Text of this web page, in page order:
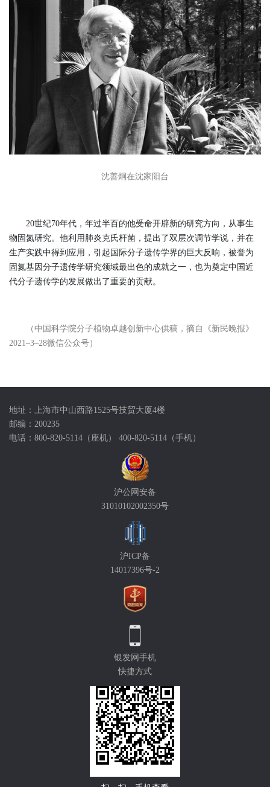
沈善炯在沈家阳台
20世纪70年代，年过半百的他受命开辟新的研究方向，从事生
物固氮研究。他利用肺炎克氏杆菌，提出了双层次调节学说，并在
生产实践中得到应用，引起国际分子遗传学界的巨大反响，被誉为
固氮基因分子遗传学研究领域最出色的成就之一，也为奠定中国近
代分子遗传学的发展做出了重要的贡献。
（中国科学院分子植物卓越创新中心供稿， 摘自《新民晚报》
2021–3–28微信公众号）
地址：上海市中山西路1525号技贸大厦4楼
邮编：200235
电话：800-820-5114（座机） 400-820-5114（手机）
沪公网安备
31010102002350号
沪ICP备
14017396号-2
银发网手机
快捷方式